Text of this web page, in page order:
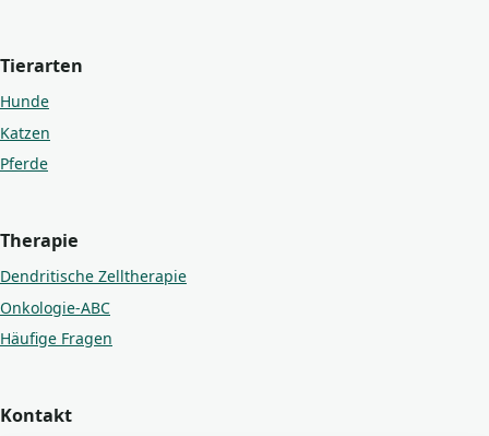
Tierarten
Hunde
Katzen
Pferde
Therapie
Dendritische Zelltherapie
Onkologie-ABC
Häufige Fragen
Kontakt